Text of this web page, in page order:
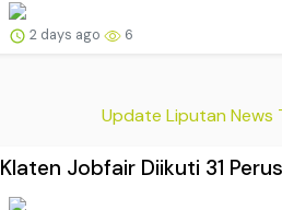
2 days ago 6
Update Liputan News
Klaten Jobfair Diikuti 31